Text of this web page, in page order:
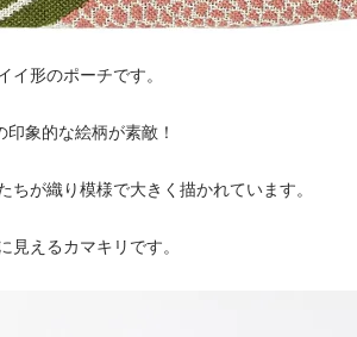
イ形のポーチです。
象的な絵柄が素敵！
が織り模様で大きく描かれています。
えるカマキリです。